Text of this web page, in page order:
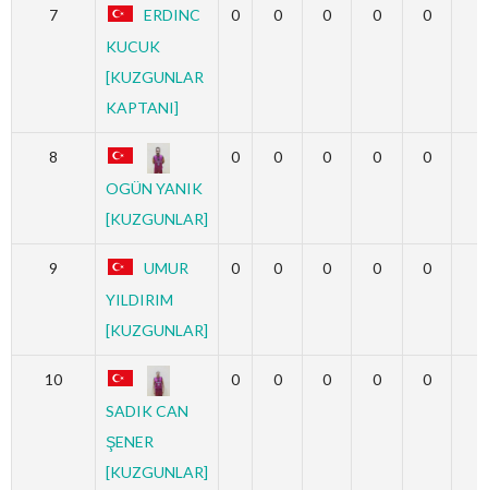
7
ERDINC
KUCUK
[KUZGUNLAR
KAPTANI]
0 0 0 0 0
8
OGÜN YANIK
[KUZGUNLAR]
0 0 0 0 0
9
UMUR
YILDIRIM
[KUZGUNLAR]
0 0 0 0 0
10
SADIK CAN
ŞENER
[KUZGUNLAR]
0 0 0 0 0